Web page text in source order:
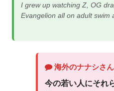
I grew up watching Z, OG
Evangelion all on adult swim
海外のナナシさん
今の若い人にそれ